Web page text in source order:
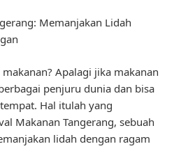
Memanjakan Lidah
Apalagi jika makanan
penjuru dunia dan bisa
Hal itulah yang
Makanan Tangerang, sebuah
lidah dengan ragam